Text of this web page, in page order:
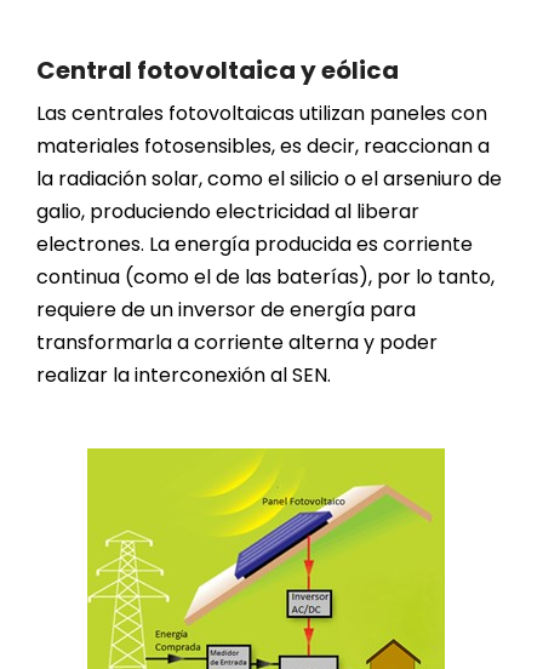
Central fotovoltaica y eólica
Las centrales fotovoltaicas utilizan paneles con
materiales fotosensibles, es decir, reaccionan a
la radiación solar, como el silicio o el arseniuro de
galio, produciendo electricidad al liberar
electrones. La energía producida es corriente
continua (como el de las baterías), por lo tanto,
requiere de un inversor de energía para
transformarla a corriente alterna y poder
realizar la interconexión al SEN.